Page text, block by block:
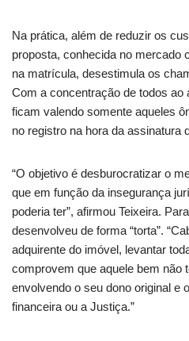
Na prática, além de reduzir os
proposta, conhecida no mercado
na matrícula, desestimula os
Com a concentração de todos ao
ficam valendo somente aqueles
no registro na hora da assinatura
“O objetivo é desburocratizar o
que em função da insegurança
poderia ter”, afirmou Teixeira.
desenvolveu de forma “torta”.
adquirente do imóvel, levantar
comprovem que aquele bem não
envolvendo o seu dono original e
financeira ou a Justiça.”